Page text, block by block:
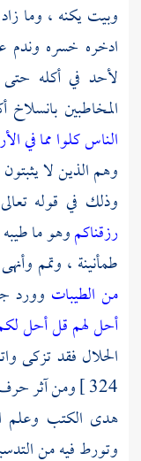
وبيت يكنه ، وما
ادخره خسره وندم
لأحد في أكله
المخاطبين
الناس كلوا مما في
وهم الذين لا
وذلك في قوله تعالى
رزقناكموهو ما
طمأنينة ، وتمم
من الطيبات وورد
أحل لهم قل أحل
الحلال فقد تزكى
324 ] ومن آثر
هدى الكتب وعلم
وتورط فيه من